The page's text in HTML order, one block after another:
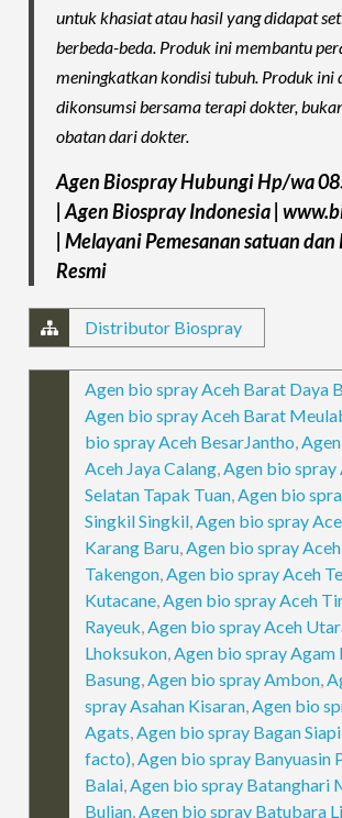
untuk khasiat atau hasil yang didapat
berbeda-beda. Produk ini membantu
meningkatkan kondisi tubuh. Produk ini
dikonsumsi bersama terapi dokter,
obatan dari dokter.
Agen Biospray Hubungi Hp/wa
| Agen Biospray Indonesia |
| Melayani Pemesanan satuan
Resmi
Distributor Biospray
Agen bio spray Aceh Barat Daya
Agen bio spray Aceh Barat
bio spray Aceh BesarJantho,
Aceh Jaya Calang,Agen bio spray
Selatan Tapak Tuan,Agen bio
Singkil Singkil,Agen bio spray
Karang Baru,Agen bio spray
Takengon,Agen bio spray Aceh
Kutacane,Agen bio spray Aceh
Rayeuk,Agen bio spray Aceh
Lhoksukon,Agen bio spray Agam
Basung,Agen bio spray Ambon,
spray Asahan Kisaran,Agen bio
Agats,Agen bio spray Bagan
facto),Agen bio spray Banyuasin
Balai,Agen bio spray Batanghari
Bulian,Agen bio spray Batubara